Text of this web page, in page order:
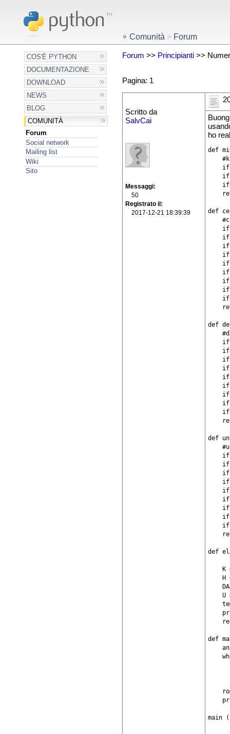
COS'È PYTHON
DOCUMENTAZIONE
DOWNLOAD
NEWS
BLOG
COMUNITÀ
Forum
Social network
Mailing list
Wiki
Sito
Comunità > Forum
Forum >> Principianti>>
Pagina: 1
Scritto da
SalvCai
Messaggi
50
Registrato il
2017-12-21 18:39:39
ho
def
def
def
def
def
K
H
U
def
main